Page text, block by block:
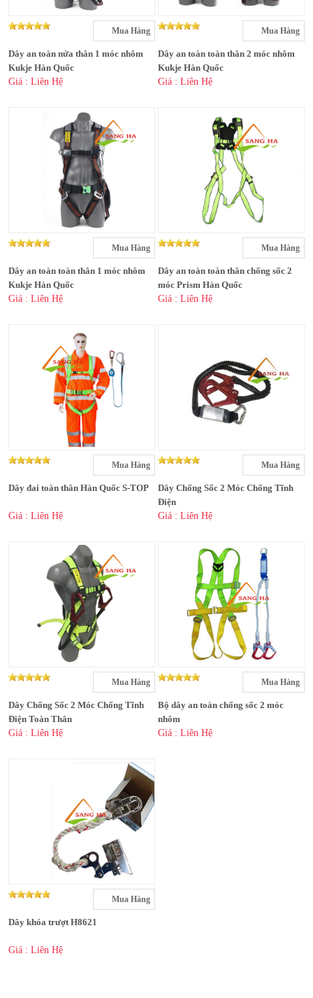
Mua Hàng
Dây an toàn nửa thân 1 móc nhôm
Kukje Hàn Quốc
Giá : Liên Hệ
Mua Hàng
Dây an toàn toàn thân 2 móc nhôm
Kukje Hàn Quốc
Giá : Liên Hệ
Mua Hàng
Dây an toàn toàn thân 1 móc nhôm
Kukje Hàn Quốc
Giá : Liên Hệ
Mua Hàng
Dây an toàn toàn thân chống sốc 2
móc Prism Hàn Quốc
Giá : Liên Hệ
Mua Hàng
Dây đai toàn thân Hàn Quốc S-TOP
Giá : Liên Hệ
Mua Hàng
Dây Chống Sốc 2 Móc Chống Tĩnh
Điện
Giá : Liên Hệ
Mua Hàng
Dây Chống Sốc 2 Móc Chống Tĩnh
Điện Toàn Thân
Giá : Liên Hệ
Mua Hàng
Bộ dây an toàn chống sốc 2 móc
nhôm
Giá : Liên Hệ
Mua Hàng
Dây khóa trượt H8621
Giá : Liên Hệ